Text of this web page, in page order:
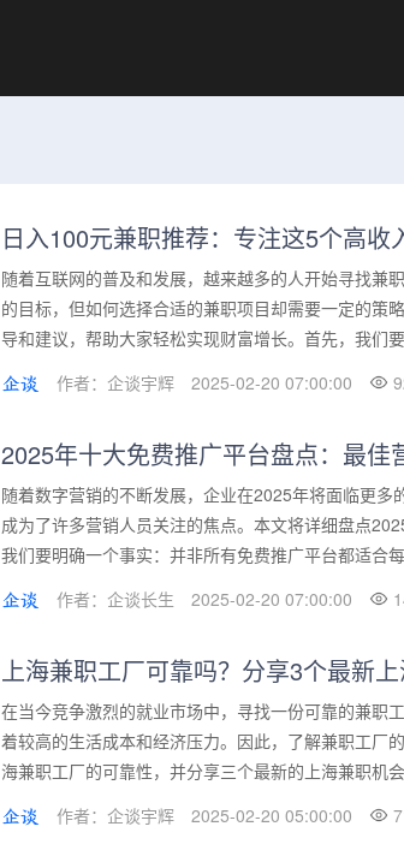
日入100元兼职推荐：专注这5个高收
随着互联网的普及和发展，越来越多的人开始寻找兼
的目标，但如何选择合适的兼职项目却需要一定的策
导和建议，帮助大家轻松实现财富增长。首先，我们
作者：企谈宇辉
2025-02-20 07:00:00
2025年十大免费推广平台盘点：最佳
随着数字营销的不断发展，企业在2025年将面临更多
成为了许多营销人员关注的焦点。本文将详细盘点
我们要明确一个事实：并非所有免费推广平台都适合
作者：企谈长生
2025-02-20 07:00:00
上海兼职工厂可靠吗？分享3个最新
在当今竞争激烈的就业市场中，寻找一份可靠的兼职
着较高的生活成本和经济压力。因此，了解兼职工厂
海兼职工厂的可靠性，并分享三个最新的上海兼职机
作者：企谈宇辉
2025-02-20 05:00:00